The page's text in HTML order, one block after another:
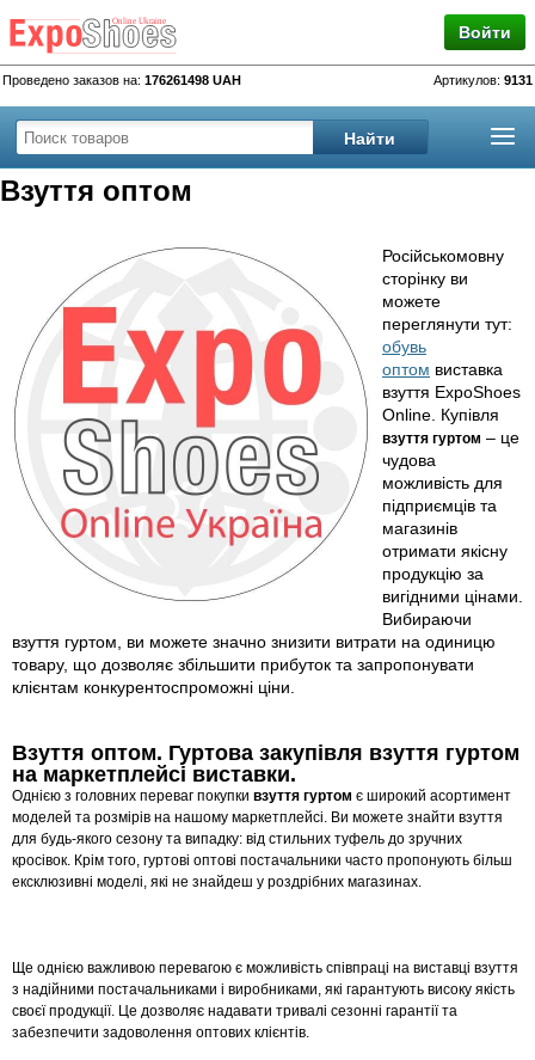
Войти
Проведено заказов на: 176261498 UAH Артикулов: 9131
Взуття оптом
Російськомовну
сторінку ви
можете
переглянути тут:
обувь
оптом виставка
взуття ExpoShoes
Online. Купівля
взуття гуртом – це
чудова
можливість для
підприємців та
магазинів
отримати якісну
продукцію за
вигідними цінами.
Вибираючи
взуття гуртом, ви можете значно знизити витрати на одиницю
товару, що дозволяє збільшити прибуток та запропонувати
клієнтам конкурентоспроможні ціни.
Взуття оптом. Гуртова закупівля взуття гуртом
на маркетплейсі виставки.
Однією з головних переваг покупки взуття гуртом є широкий асортимент
моделей та розмірів на нашому маркетплейсі. Ви можете знайти взуття
для будь-якого сезону та випадку: від стильних туфель до зручних
кросівок. Крім того, гуртові оптові постачальники часто пропонують більш
ексклюзивні моделі, які не знайдеш у роздрібних магазинах.
Ще однією важливою перевагою є можливість співпраці на виставці взуття
з надійними постачальниками і виробниками, які гарантують високу якість
своєї продукції. Це дозволяє надавати тривалі сезонні гарантії та
забезпечити задоволення оптових клієнтів.